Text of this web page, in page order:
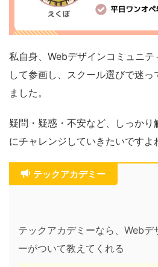
私自身、Webデザインコミュニテ
して参画し、スクール選びで迷っ
ました。
疑問・疑惑・不安など、しっかり
にチャレンジしていきたいですよ
テックアカデミー
テックアカデミーなら、Webデ
ーがついて教えてくれる